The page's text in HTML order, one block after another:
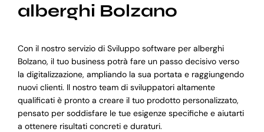
alberghi Bolzano
Con il nostro servizio di Sviluppo software per alberghi
Bolzano, il tuo business potrà fare un passo decisivo verso
la digitalizzazione, ampliando la sua portata e raggiungendo
nuovi clienti. Il nostro team di sviluppatori altamente
qualificati è pronto a creare il tuo prodotto personalizzato,
pensato per soddisfare le tue esigenze specifiche e aiutarti
a ottenere risultati concreti e duraturi.